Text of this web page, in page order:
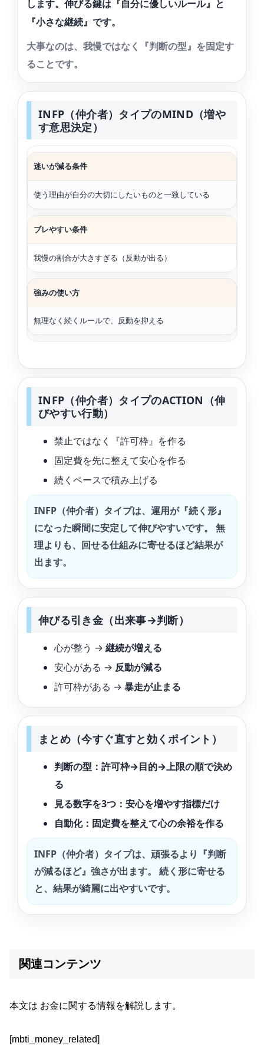
します。伸びる鍵は『自分に優しいルール』と
『小さな継続』です。
大事なのは、我慢ではなく『判断の型』を固定す
ることです。
INFP（仲介者）タイプのMIND（増や
す意思決定）
迷いが減る条件
使う理由が自分の大切にしたいものと一致している
ブレやすい条件
我慢の割合が大きすぎる（反動が出る）
強みの使い方
無理なく続くルールで、反動を抑える
INFP（仲介者）タイプのACTION（伸
びやすい行動）
禁止ではなく『許可枠』を作る
固定費を先に整えて安心を作る
続くペースで積み上げる
INFP（仲介者）タイプは、運用が『続く形』
になった瞬間に安定して伸びやすいです。 無
理よりも、回せる仕組みに寄せるほど結果が
出ます。
伸びる引き金（出来事→判断）
心が整う →継続が増える
安心がある → 反動が減る
許可枠がある →暴走が止まる
まとめ（今すぐ直すと効くポイント）
判断の型：許可枠→目的→上限の順で決め
る
見る数字を3つ：安心を増やす指標だけ
自動化：固定費を整えて心の余裕を作る
INFP（仲介者）タイプは、頑張るより『判断
が減るほど』強さが出ます。 続く形に寄せる
と、結果が綺麗に出やすいです。
関連コンテンツ
本文は お金に関する情報を解説します。
[mbti_money_related]